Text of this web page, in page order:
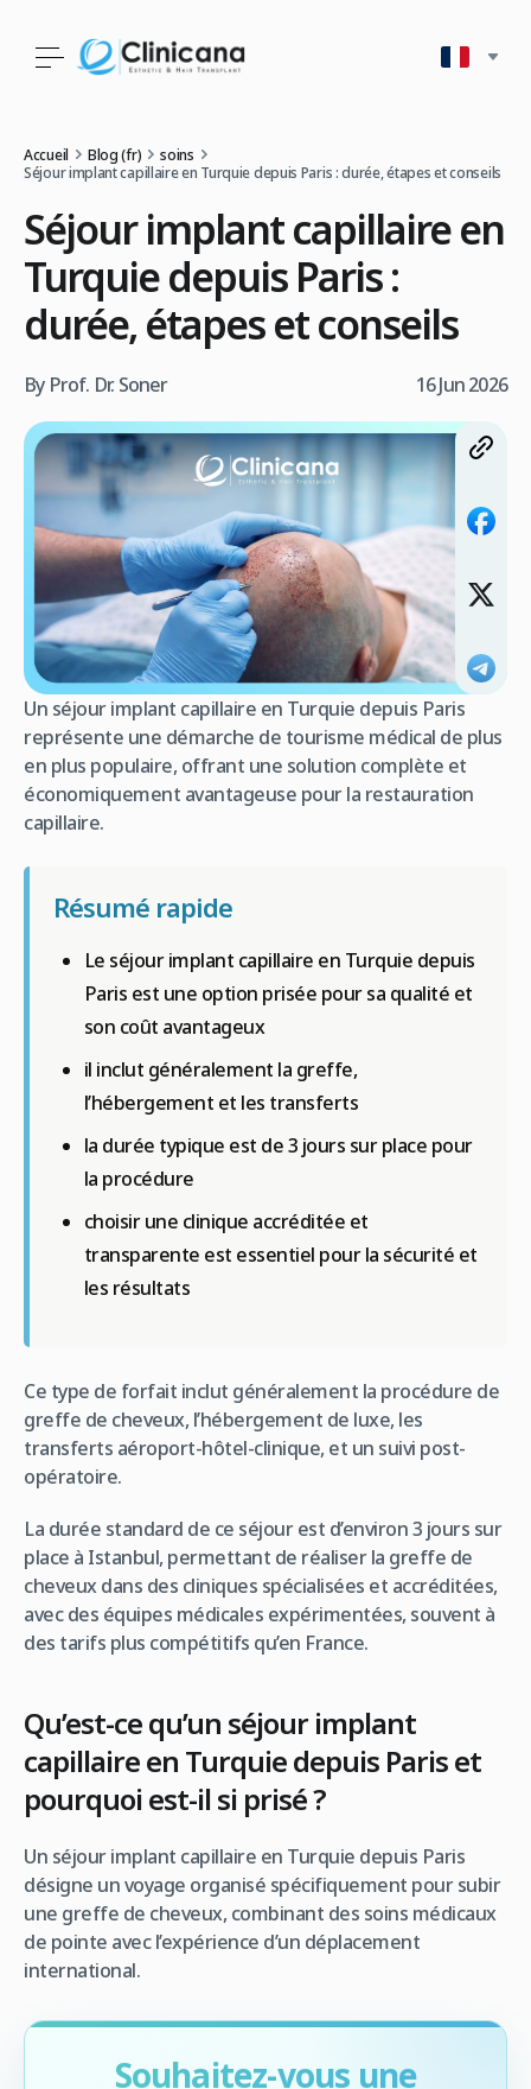
Accueil Blog (fr)
soins
Séjour implant capillaire en Turquie depuis Paris : durée, étapes et conseils
Séjour implant capillaire en
Turquie depuis Paris :
durée, étapes et conseils
By Prof. Dr. Soner 16 Jun 2026
Un séjour implant capillaire en Turquie depuis Paris
représente une démarche de tourisme médical de plus
en plus populaire, offrant une solution complète et
économiquement avantageuse pour la restauration
capillaire.
Résumé rapide
Le séjour implant capillaire en Turquie depuis
Paris est une option prisée pour sa qualité et
son coût avantageux
il inclut généralement la greffe,
l’hébergement et les transferts
la durée typique est de 3 jours sur place pour
la procédure
choisir une clinique accréditée et
transparente est essentiel pour la sécurité et
les résultats
Ce type de forfait inclut généralement la procédure de
greffe de cheveux, l’hébergement de luxe, les
transferts aéroport-hôtel-clinique, et un suivi post-
opératoire.
La durée standard de ce séjour est d’environ 3 jours sur
place à Istanbul, permettant de réaliser la greffe de
cheveux dans des cliniques spécialisées et accréditées,
avec des équipes médicales expérimentées, souvent à
des tarifs plus compétitifs qu’en France.
Qu’est-ce qu’un séjour implant
capillaire en Turquie depuis Paris et
pourquoi est-il si prisé ?
Un séjour implant capillaire en Turquie depuis Paris
désigne un voyage organisé spécifiquement pour subir
une greffe de cheveux, combinant des soins médicaux
de pointe avec l’expérience d’un déplacement
international.
Souhaitez-vous une